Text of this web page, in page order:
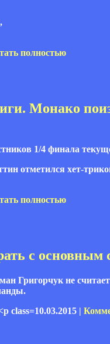
полностью
Монако
1/4 финала
полностью
с основным
Григорчук не
10.03.2015 |